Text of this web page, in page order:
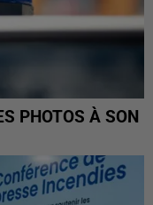
PHOTOS À SON